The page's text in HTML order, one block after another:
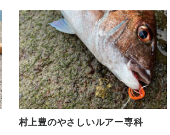
村上豊のやさしいルアー専科